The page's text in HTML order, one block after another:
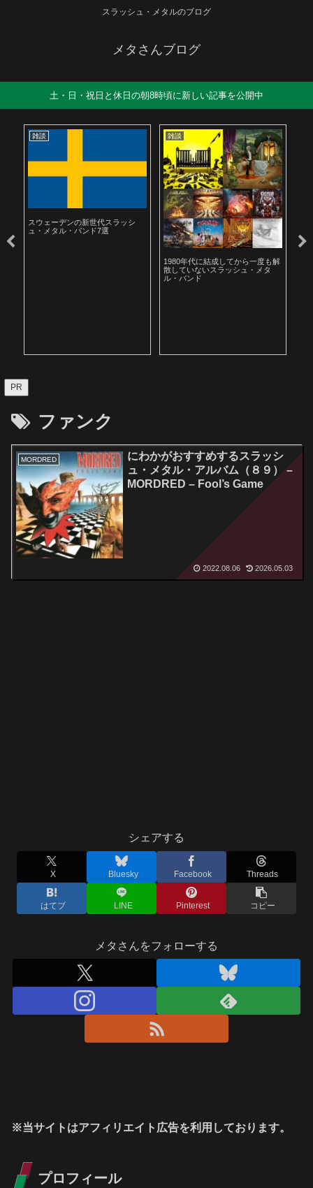
スラッシュ・メタルのブログ
メタさんブログ
土・日・祝日と休日の朝8時頃に新しい記事を公開中
雑談
スウェーデンの新世代スラッシ
ュ・メタル・バンド7選
雑談
1980年代に結成してから一度も解
散していないスラッシュ・メタ
ル・バンド
PR
ファンク
MORDRED
にわかがおすすめするスラッシ
ュ・メタル・アルバム（８９） –
MORDRED – Fool’s Game
2022.08.06 2026.05.03
シェアする
X Bluesky Facebook Threads
はてブ LINE Pinterest コピー
メタさんをフォローする
※当サイトはアフィリエイト広告を利用しております。
プロフィール